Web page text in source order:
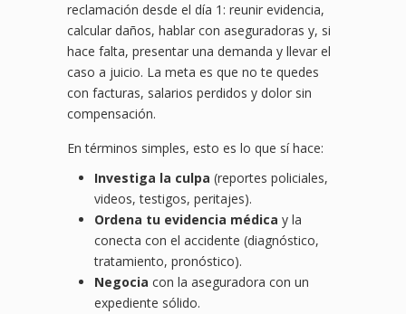
reclamación desde el día 1: reunir evidencia,
calcular daños, hablar con aseguradoras y, si
hace falta, presentar una demanda y llevar el
caso a juicio. La meta es que no te quedes
con facturas, salarios perdidos y dolor sin
compensación.
En términos simples, esto es lo que sí hace:
Investiga la culpa (reportes policiales,
videos, testigos, peritajes).
Ordena tu evidencia médica y la
conecta con el accidente (diagnóstico,
tratamiento, pronóstico).
Negocia con la aseguradora con un
expediente sólido.